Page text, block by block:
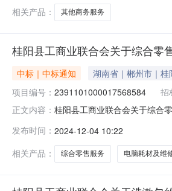
相关产品：
其他商务服务
桂阳县工商业联合会关于综合零
中标｜中标通知 湖南省｜郴州市｜桂
项目编号： 2391101000017568584 招
正文内容： 桂阳县工商业联合会关于综合
在行政区划名称:湖南省郴州市
发布时间： 2024-12-04 10:22
相关产品：
综合零售服务 电脑耗材及维